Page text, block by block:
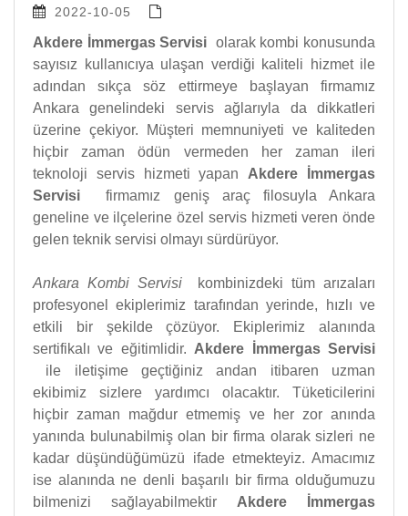
2022-10-05
Akdere İmmergas Servisi olarak kombi konusunda
sayısız kullanıcıya ulaşan verdiği kaliteli hizmet ile
adından sıkça söz ettirmeye başlayan firmamız
Ankara genelindeki servis ağlarıyla da dikkatleri
üzerine çekiyor. Müşteri memnuniyeti ve kaliteden
hiçbir zaman ödün vermeden her zaman ileri
teknoloji servis hizmeti yapan Akdere İmmergas
Servisifirmamız geniş araç filosuyla Ankara
geneline ve ilçelerine özel servis hizmeti veren önde
gelen teknik servisi olmayı sürdürüyor.
Ankara Kombi Servisi
kombinizdeki tüm arızaları
profesyonel ekiplerimiz tarafından yerinde, hızlı ve
etkili bir şekilde çözüyor. Ekiplerimiz alanında
sertifikalı ve eğitimlidir. Akdere İmmergas Servisi
ile iletişime geçtiğiniz andan itibaren uzman
ekibimiz sizlere yardımcı olacaktır. Tüketicilerini
hiçbir zaman mağdur etmemiş ve her zor anında
yanında bulunabilmiş olan bir firma olarak sizleri ne
kadar düşündüğümüzü ifade etmekteyiz. Amacımız
ise alanında ne denli başarılı bir firma olduğumuzu
bilmenizi sağlayabilmektir Akdere İmmergas